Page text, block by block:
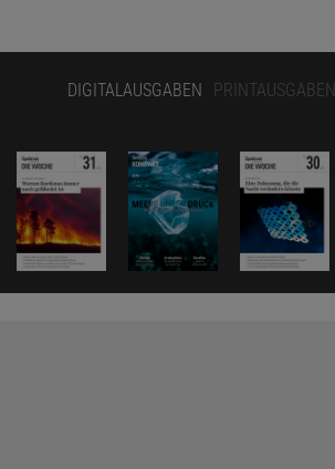
DIGITALAUSGABEN PRINTAUSGABEN